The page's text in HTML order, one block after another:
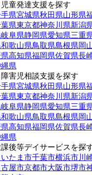
童発達支援を探す
県宮城県秋田県山形県
県東京都神奈川県新潟
岐阜県静岡県愛知県三重
和歌山県鳥取県島根県岡
高知県福岡県佐賀県長
県
害児相談支援を探す
県宮城県秋田県山形県
県東京都神奈川県新潟
岐阜県静岡県愛知県三重
和歌山県鳥取県島根県岡
高知県福岡県佐賀県長
県
後等デイサービスを探
いたま市千葉市横浜市川
屋市京都市大阪市堺市